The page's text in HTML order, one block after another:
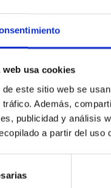
web usa cookies
de este sitio web se
Además,
publicidad y análisis
a partir del uso